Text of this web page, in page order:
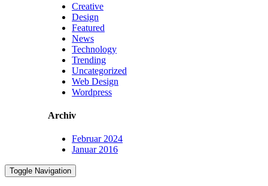
Creative
Design
Featured
News
Technology
Trending
Uncategorized
Web Design
Wordpress
Archiv
Februar 2024
Januar 2016
Toggle Navigation